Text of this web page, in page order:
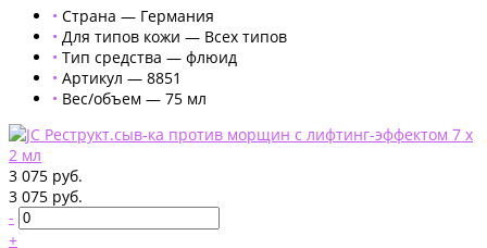
• Страна — Германия
• Для типов кожи — Всех типов
• Тип средства — флюид
• Артикул — 8851
• Вес/объем — 75 мл
3 075 руб.
3 075 руб.
-
+